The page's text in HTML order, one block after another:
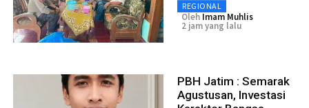
REGIONAL
Oleh Imam Muhlis
2 jam yang lalu
PBH Jatim : Semarak
Agustusan, Investasi